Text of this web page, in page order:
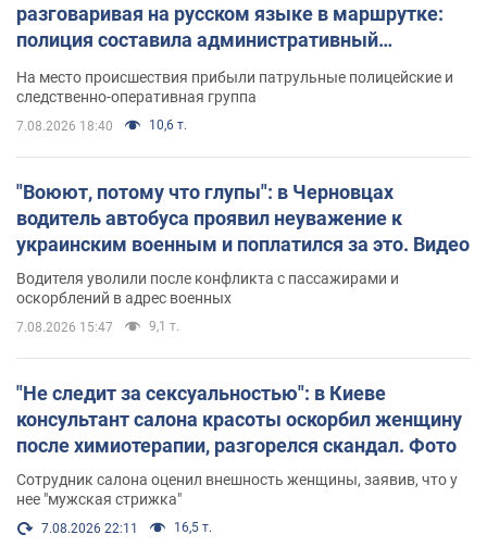
разговаривая на русском языке в маршрутке:
полиция составила административный
На место происшествия прибыли патрульные полицейские и
следственно-оперативная группа
7.08.2026 18:40 10,6 т.
"Воюют, потому что глупы": в Черновцах
водитель автобуса проявил неуважение к
украинским военным и поплатился за это. Видео
Водителя уволили после конфликта с пассажирами и
оскорблений в адрес военных
7.08.2026 15:47 9,1 т.
"Не следит за сексуальностью": в Киеве
консультант салона красоты оскорбил женщину
после химиотерапии, разгорелся скандал. Фото
Сотрудник салона оценил внешность женщины, заявив, что у
нее "мужская стрижка"
7.08.2026 22:11 16,5 т.